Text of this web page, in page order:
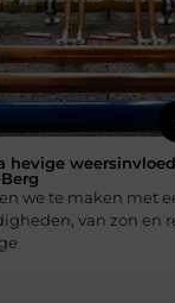
hevige
we te maken met
van zon en